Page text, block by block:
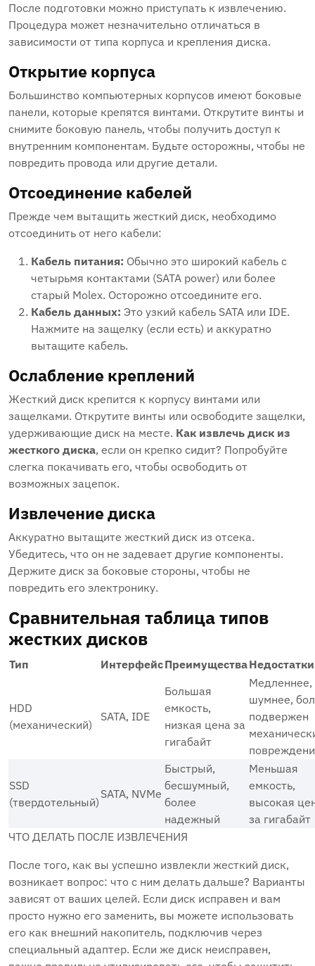
После подготовки можно приступать к извлечению.
Процедура может незначительно отличаться в
зависимости от типа корпуса и крепления диска.
Открытие корпуса
Большинство компьютерных корпусов имеют боковые
панели‚ которые крепятся винтами. Открутите винты и
снимите боковую панель‚ чтобы получить доступ к
внутренним компонентам. Будьте осторожны‚ чтобы не
повредить провода или другие детали.
Отсоединение кабелей
Прежде чем вытащить жесткий диск‚ необходимо
отсоединить от него кабели:
Кабель питания: Обычно это широкий кабель с
четырьмя контактами (SATA power) или более
старый Molex. Осторожно отсоедините его.
Кабель данных: Это узкий кабель SATA или IDE.
Нажмите на защелку (если есть) и аккуратно
вытащите кабель.
Ослабление креплений
Жесткий диск крепится к корпусу винтами или
защелками. Открутите винты или освободите защелки‚
удерживающие диск на месте. Как извлечь диск из
жесткого диска‚ если он крепко сидит? Попробуйте
слегка покачивать его‚ чтобы освободить от
возможных зацепок.
Извлечение диска
Аккуратно вытащите жесткий диск из отсека.
Убедитесь‚ что он не задевает другие компоненты.
Держите диск за боковые стороны‚ чтобы не
повредить его электронику.
Сравнительная таблица типов
жестких дисков
Тип ИнтерфейсПреимуществаНедостатки
HDD
(механический)
SATA‚ IDE
Большая
емкость‚
низкая цена за
гигабайт
Медленнее‚
шумнее‚
подвержен
SSD
(твердотельный)
SATA‚ NVMe
Быстрый‚
бесшумный‚
более
надежный
Меньшая
емкость‚
высокая
за гигабайт
ЧТО ДЕЛАТЬ ПОСЛЕ ИЗВЛЕЧЕНИЯ
После того‚ как вы успешно извлекли жесткий диск‚
возникает вопрос: что с ним делать дальше? Варианты
зависят от ваших целей. Если диск исправен и вам
просто нужно его заменить‚ вы можете использовать
его как внешний накопитель‚ подключив через
специальный адаптер. Если же диск неисправен‚